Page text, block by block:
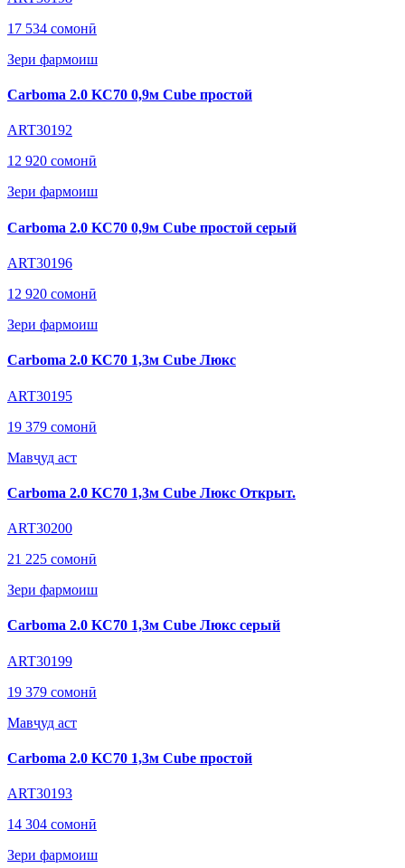
17 534 сомонӣ
Зери фармоиш
Carboma 2.0 KC70 0,9м Cube простой
ART30192
12 920 сомонӣ
Зери фармоиш
Carboma 2.0 KC70 0,9м Cube простой серый
ART30196
12 920 сомонӣ
Зери фармоиш
Carboma 2.0 KC70 1,3м Cube Люкс
ART30195
19 379 сомонӣ
Мавҷуд аст
Carboma 2.0 KC70 1,3м Cube Люкс Открыт.
ART30200
21 225 сомонӣ
Зери фармоиш
Carboma 2.0 KC70 1,3м Cube Люкс серый
ART30199
19 379 сомонӣ
Мавҷуд аст
Carboma 2.0 KC70 1,3м Cube простой
ART30193
14 304 сомонӣ
Зери фармоиш